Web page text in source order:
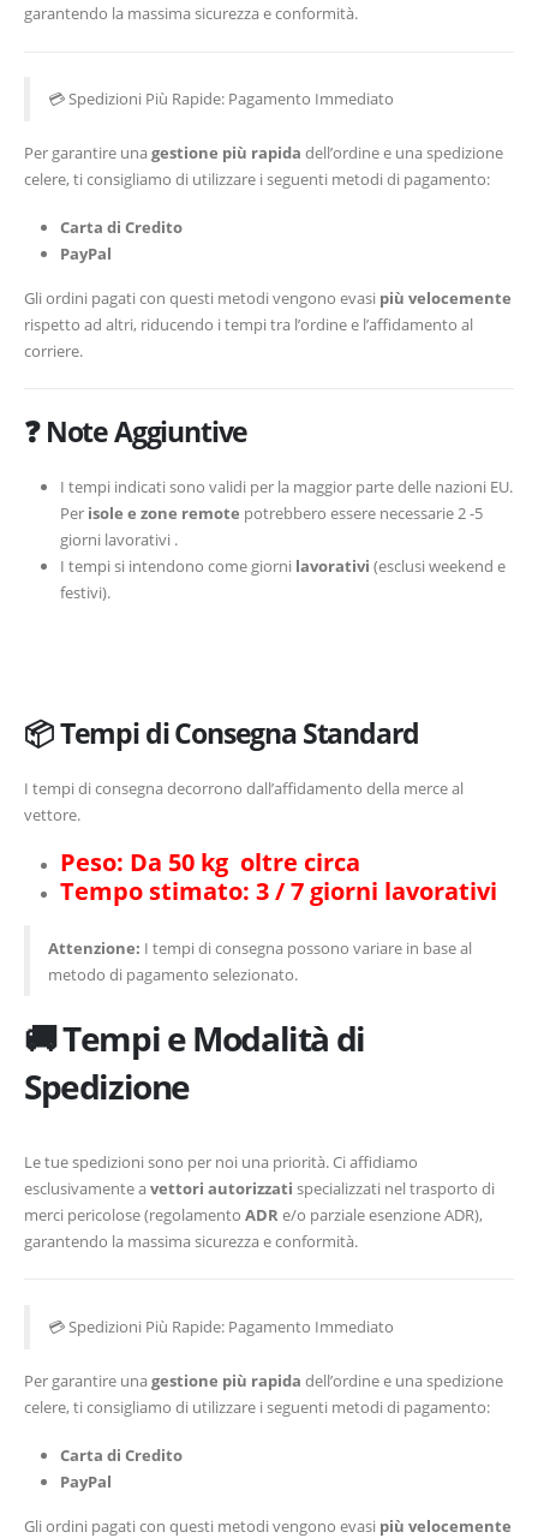
garantendo la massima sicurezza e conformità.
💳 Spedizioni Più Rapide: Pagamento Immediato
Per garantire unagestione più rapida dell’ordine e una spedizione
celere, ti consigliamo di utilizzare i seguenti metodi di pagamento:
Carta di Credito
PayPal
Gli ordini pagati con questi metodi vengono evasi più velocemente
rispetto ad altri, riducendo i tempi tra l’ordine e l’affidamento al
corriere.
❓ Note Aggiuntive
I tempi indicati sono validi per la maggior parte delle nazioni EU.
Per isole e zone remote potrebbero essere necessarie 2 -5
giorni lavorativi .
I tempi si intendono come giorni lavorativi (esclusi weekend e
festivi).
📦 Tempi di Consegna Standard
I tempi di consegna decorrono dall’affidamento della merce al
vettore.
Peso: Da 50 kg oltre circa
Tempo stimato: 3 / 7 giorni lavorativi
Attenzione: I tempi di consegna possono variare in base al
metodo di pagamento selezionato.
🚚 Tempi e Modalità di
Spedizione
Le tue spedizioni sono per noi una priorità. Ci affidiamo
esclusivamente avettori autorizzati specializzati nel trasporto di
merci pericolose (regolamento ADRe/o parziale esenzione ADR),
garantendo la massima sicurezza e conformità.
💳 Spedizioni Più Rapide: Pagamento Immediato
Per garantire unagestione più rapida dell’ordine e una spedizione
celere, ti consigliamo di utilizzare i seguenti metodi di pagamento:
Carta di Credito
PayPal
Gli ordini pagati con questi metodi vengono evasi più velocemente